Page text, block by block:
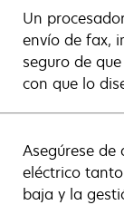
Un
envío de fax,
seguro de
con que lo
Asegúrese
eléctrico
baja y la